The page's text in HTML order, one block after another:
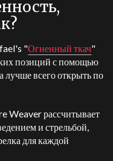
"Огненный ткач"
позиций с помощью
лучше всего открыть по
Weaver рассчитывает
и стрельбой,
для каждой